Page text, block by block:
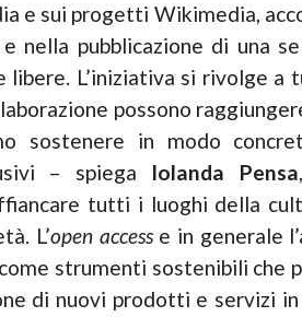
e sui progetti Wikimedia,
nella pubblicazione di una
libere. L’iniziativa si rivolge
possono
sostenere in modo
– spiega Iolanda Pensa
tutti i luoghi della
L’open accesse in generale
strumenti sostenibili che
di nuovi prodotti e servizi